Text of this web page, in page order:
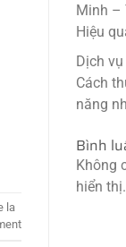
la
Minh –
Hiệu
Dịch
Cách
năng
Bình
Không
hiển thị.